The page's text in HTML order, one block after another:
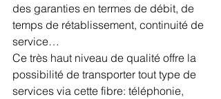
des garanties en termes de débit, de
temps de rétablissement, continuité de
service…
Ce très haut niveau de qualité offre la
possibilité de transporter tout type de
services via cette fibre: téléphonie,